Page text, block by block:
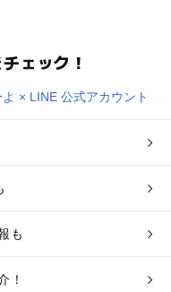
ェック！
も
！